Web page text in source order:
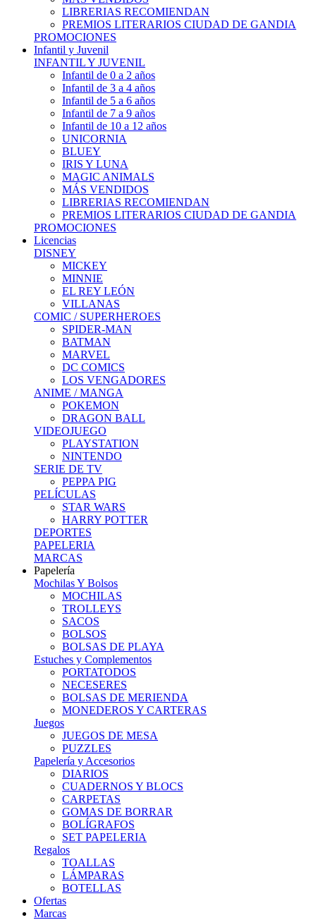
LIBRERIAS RECOMIENDAN
PREMIOS LITERARIOS CIUDAD DE GANDIA
PROMOCIONES
Infantil y Juvenil
INFANTIL Y JUVENIL
Infantil de 0 a 2 años
Infantil de 3 a 4 años
Infantil de 5 a 6 años
Infantil de 7 a 9 años
Infantil de 10 a 12 años
UNICORNIA
BLUEY
IRIS Y LUNA
MAGIC ANIMALS
MÁS VENDIDOS
LIBRERIAS RECOMIENDAN
PREMIOS LITERARIOS CIUDAD DE GANDIA
PROMOCIONES
Licencias
DISNEY
MICKEY
MINNIE
EL REY LEÓN
VILLANAS
COMIC / SUPERHEROES
SPIDER-MAN
BATMAN
MARVEL
DC COMICS
LOS VENGADORES
ANIME / MANGA
POKEMON
DRAGON BALL
VIDEOJUEGO
PLAYSTATION
NINTENDO
SERIE DE TV
PEPPA PIG
PELÍCULAS
STAR WARS
HARRY POTTER
DEPORTES
PAPELERIA
MARCAS
Papelería
Mochilas Y Bolsos
MOCHILAS
TROLLEYS
SACOS
BOLSOS
BOLSAS DE PLAYA
Estuches y Complementos
PORTATODOS
NECESERES
BOLSAS DE MERIENDA
MONEDEROS Y CARTERAS
Juegos
JUEGOS DE MESA
PUZZLES
Papelería y Accesorios
DIARIOS
CUADERNOS Y BLOCS
CARPETAS
GOMAS DE BORRAR
BOLÍGRAFOS
SET PAPELERIA
Regalos
TOALLAS
LÁMPARAS
BOTELLAS
Ofertas
Marcas